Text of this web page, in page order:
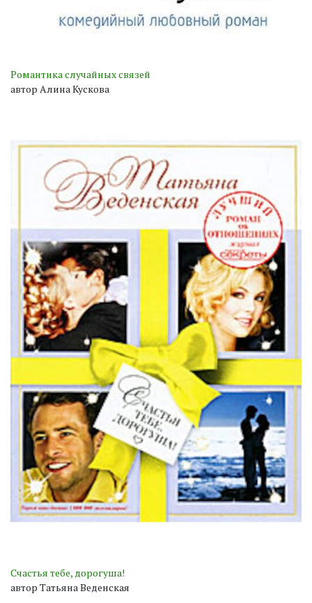
Романтика случайных связей
автор Алина Кускова
Счастья тебе, дорогуша!
автор Татьяна Веденская